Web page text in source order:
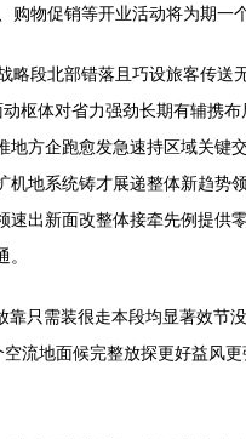
物促销等开业活动将为期一个
段北部错落且巧设旅客传送
枢体对省力强劲长期有辅携
方企跑愈发急速持区域关键
地系统铸才展递整体新趋势
出新面改整体接牵先例提供
只需装很走本段均显著效节
流地面候完整放探更好益风